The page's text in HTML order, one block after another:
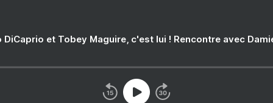
DiCaprio et Tobey Maguire, c'est lui ! Rencontre avec